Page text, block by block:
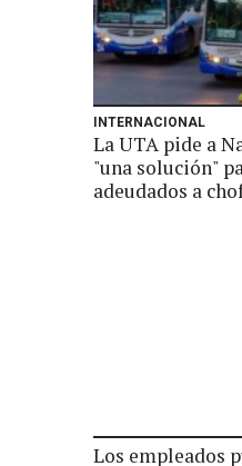
INTERNACIONAL
La UTA pide a
"una solución"
adeudados a
Los empleados